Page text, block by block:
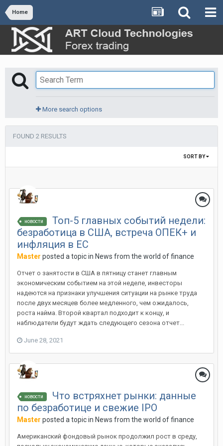
Home
More search options
FOUND 2 RESULTS
SORT BY
новости
Топ-5 главных событий недели:
безработица в США, встреча ОПЕК+ и
инфляция в ЕС
Master posted a topic in News from the world of finance
Отчет о занятости в США в пятницу станет главным
экономическим событием на этой неделе, инвесторы
надеются на признаки улучшения ситуации на рынке труда
после двух месяцев более медленного, чем ожидалось,
роста найма. Второй квартал подходит к концу, и
наблюдатели будут ждать следующего сезона отчет...
June 28, 2021
новости
Что встряхнет рынки: данные
по безработице и свежие IPO
Master posted a topic in News from the world of finance
Американский фондовый рынок продолжил рост в среду,